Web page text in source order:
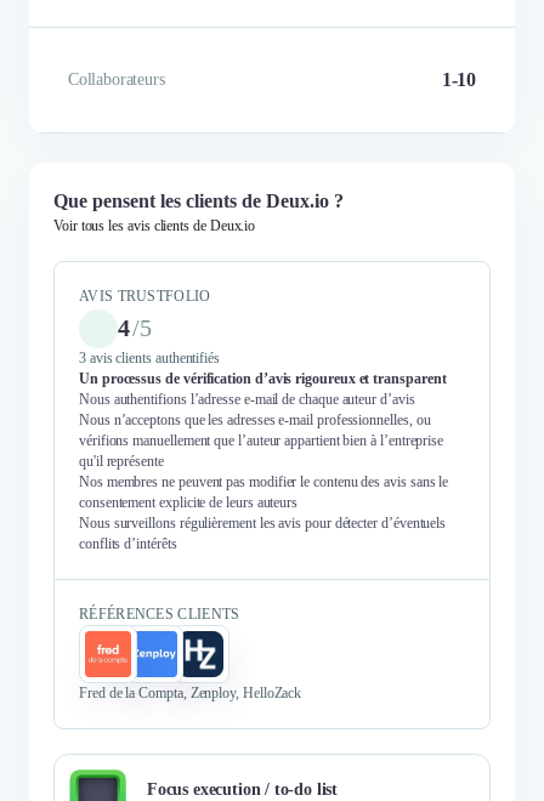
Collaborateurs 1-10
Que pensent les clients de Deux.io ?
Voir tous les avis clients de Deux.io
AVIS TRUSTFOLIO
4/5
3 avis clients authentifiés
Un processus de vérification d’avis rigoureux et transparent
Nous authentifions l’adresse e-mail de chaque auteur d’avis
Nous n’acceptons que les adresses e-mail professionnelles, ou
vérifions manuellement que l’auteur appartient bien à l’entreprise
qu'il représente
Nos membres ne peuvent pas modifier le contenu des avis sans le
consentement explicite de leurs auteurs
Nous surveillons régulièrement les avis pour détecter d’éventuels
conflits d’intérêts
RÉFÉRENCES CLIENTS
Fred de la Compta, Zenploy, HelloZack
Focus execution / to-do list